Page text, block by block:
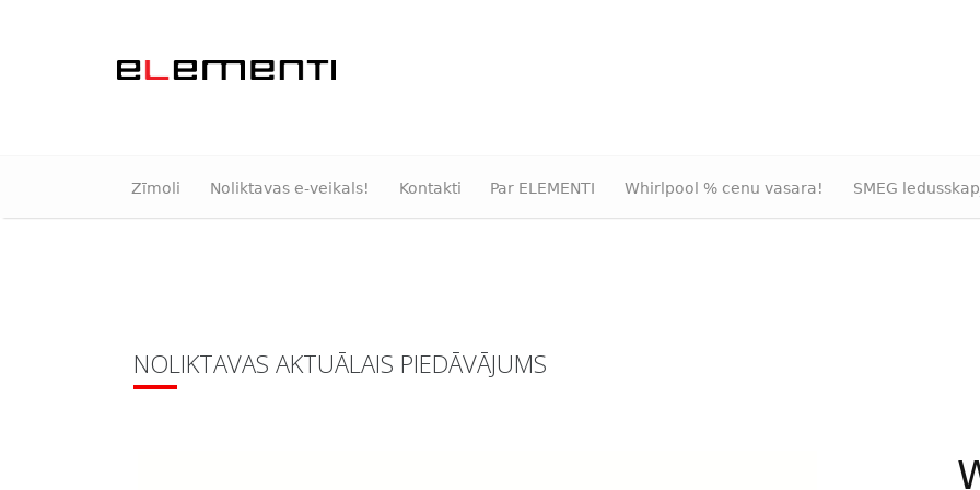
Zīmoli Noliktavas e-veikals! Kontakti Par ELEMENTI Whirlpool % cenu vasara! SMEG
NOLIKTAVAS AKTUĀLAIS PIEDĀVĀJUMS